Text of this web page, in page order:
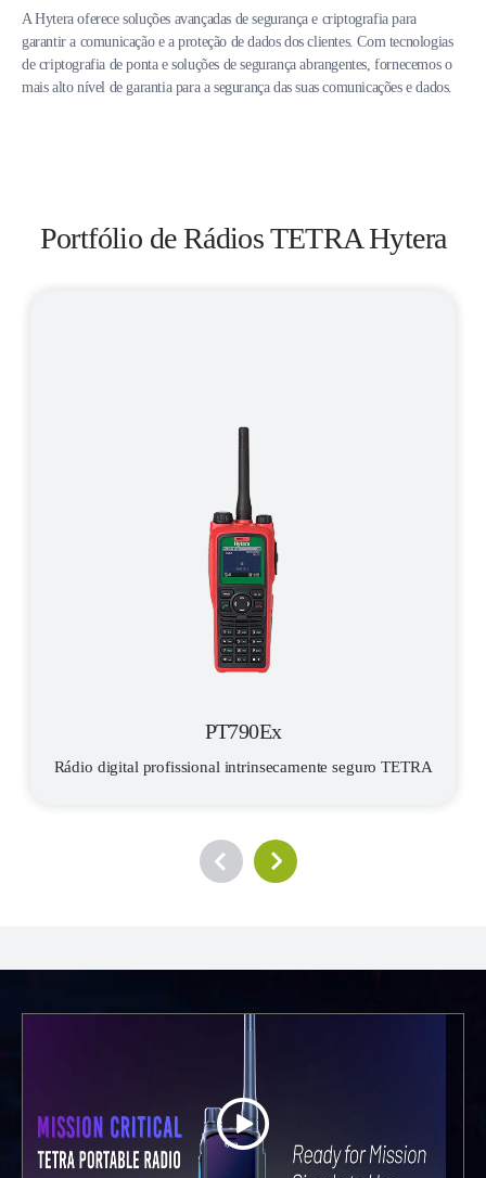
A Hytera oferece soluções avançadas de segurança e criptografia para
garantir a comunicação e a proteção de dados dos clientes. Com tecnologias
de criptografia de ponta e soluções de segurança abrangentes, fornecemos o
mais alto nível de garantia para a segurança das suas comunicações e dados.
Portfólio de Rádios TETRA Hytera
PT790Ex
Rádio digital profissional intrinsecamente seguro TETRA